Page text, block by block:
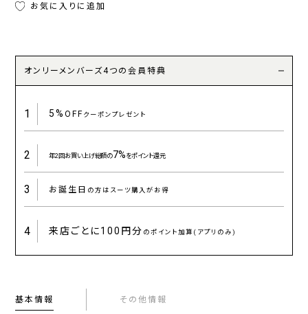
お気に入りに追加
オンリーメンバーズ4つの会員特典
1 5%OFFクーポンプレゼント
2 年2回お買い上げ総額の7%をポイント還元
3 お誕生日 の方はスーツ購入がお得
4 来店ごとに100円分 のポイント加算(アプリのみ)
基本情報 その他情報